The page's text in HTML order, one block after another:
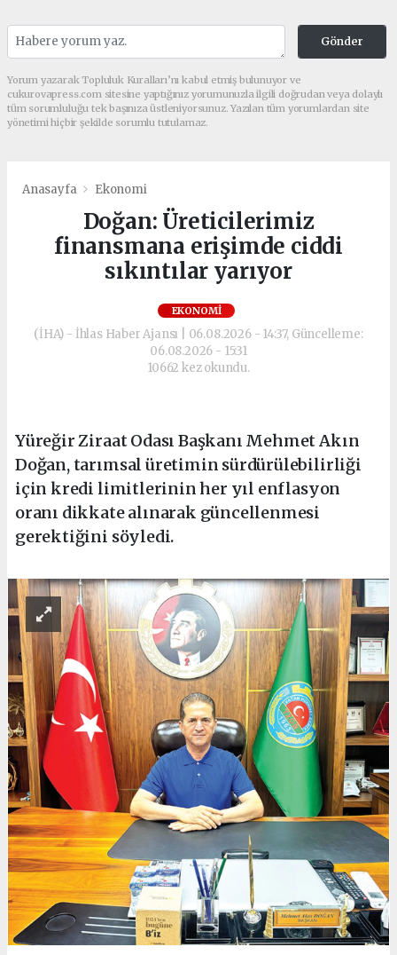
Gönder
Yorum yazarak Topluluk Kuralları’nı kabul etmiş bulunuyor ve
cukurovapress.com sitesine yaptığınız yorumunuzla ilgili doğrudan veya dolaylı
tüm sorumluluğu tek başınıza üstleniyorsunuz. Yazılan tüm yorumlardan site
yönetimi hiçbir şekilde sorumlu tutulamaz.
Anasayfa Ekonomi
Doğan: Üreticilerimiz
finansmana erişimde ciddi
sıkıntılar yarıyor
EKONOMI
(İHA) - İhlas Haber Ajansı | 06.08.2026 - 14:37, Güncelleme:
06.08.2026 - 15:31
10662 kez okundu.
Yüreğir Ziraat Odası Başkanı Mehmet Akın
Doğan, tarımsal üretimin sürdürülebilirliği
için kredi limitlerinin her yıl enflasyon
oranı dikkate alınarak güncellenmesi
gerektiğini söyledi.